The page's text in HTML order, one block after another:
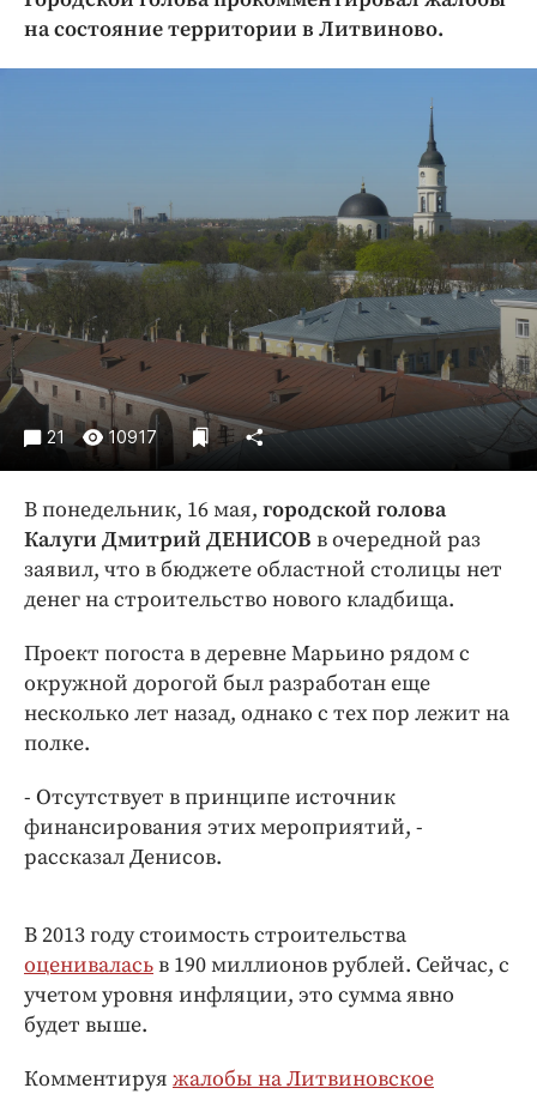
Криминал
Праздники
Происшествия
Спорт
Экономика и бизнес
ПРОЕКТЫ
Блоги
Издания
Медиаперсона
Интересное чтиво
Клиника года
Бренд года
Работодатель года
на состояние территории в Литвиново.
21 10917
В понедельник, 16 мая, городской голова
Калуги Дмитрий ДЕНИСОВ в очередной раз
заявил, что в бюджете областной столицы нет
денег на строительство нового кладбища.
Проект погоста в деревне Марьино рядом с
окружной дорогой был разработан еще
несколько лет назад, однако с тех пор лежит на
полке.
- Отсутствует в принципе источник
финансирования этих мероприятий, -
рассказал Денисов.
В 2013 году стоимость строительства
оцениваласьв 190 миллионов рублей. Сейчас, с
учетом уровня инфляции, это сумма явно
будет выше.
Комментируя жалобы на Литвиновское